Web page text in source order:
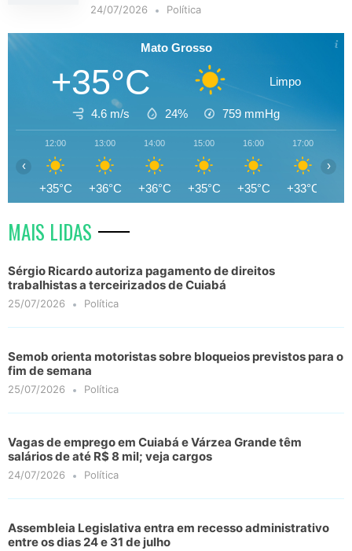
24/07/2026 Política
Mato Grosso
+35°C Limpo
4.6 m/s 24% 759 mmHg
12:00
+35°C
13:00
+36°C
14:00
+36°C
15:00
+35°C
16:00
+35°C
17:00
+33°C
‹ ›
MAIS LIDAS
Sérgio Ricardo autoriza pagamento de direitos
trabalhistas a terceirizados de Cuiabá
25/07/2026 Política
Semob orienta motoristas sobre bloqueios previstos para o
fim de semana
25/07/2026 Política
Vagas de emprego em Cuiabá e Várzea Grande têm
salários de até R$ 8 mil; veja cargos
24/07/2026 Política
Assembleia Legislativa entra em recesso administrativo
entre os dias 24 e 31 de julho